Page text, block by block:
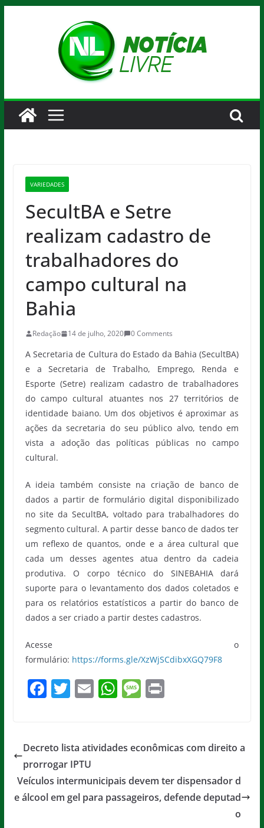
VARIEDADES
SecultBA e Setre
realizam cadastro de
trabalhadores do
campo cultural na
Bahia
Redação 14 de julho, 2020 0 Comments
A Secretaria de Cultura do Estado da Bahia (SecultBA)
e a Secretaria de Trabalho, Emprego, Renda e
Esporte (Setre) realizam cadastro de trabalhadores
do campo cultural atuantes nos 27 territórios de
identidade baiano. Um dos objetivos é aproximar as
ações da secretaria do seu público alvo, tendo em
vista a adoção das políticas públicas no campo
cultural.
A ideia também consiste na criação de banco de
dados a partir de formulário digital disponibilizado
no site da SecultBA, voltado para trabalhadores do
segmento cultural. A partir desse banco de dados ter
um reflexo de quantos, onde e a área cultural que
cada um desses agentes atua dentro da cadeia
produtiva. O corpo técnico do SINEBAHIA dará
suporte para o levantamento dos dados coletados e
para os relatórios estatísticos a partir do banco de
dados a ser criado a partir destes cadastros.
Acesse o
formulário: https://forms.gle/XzWjSCdibxXGQ79F8
F
e
b
o
o
T
er
E
l
W
s
p
p
M
a
e
Pr
Decreto lista atividades econômicas com direito a
prorrogar IPTU
Veículos intermunicipais devem ter dispensador d
e álcool em gel para passageiros, defende deputad
o